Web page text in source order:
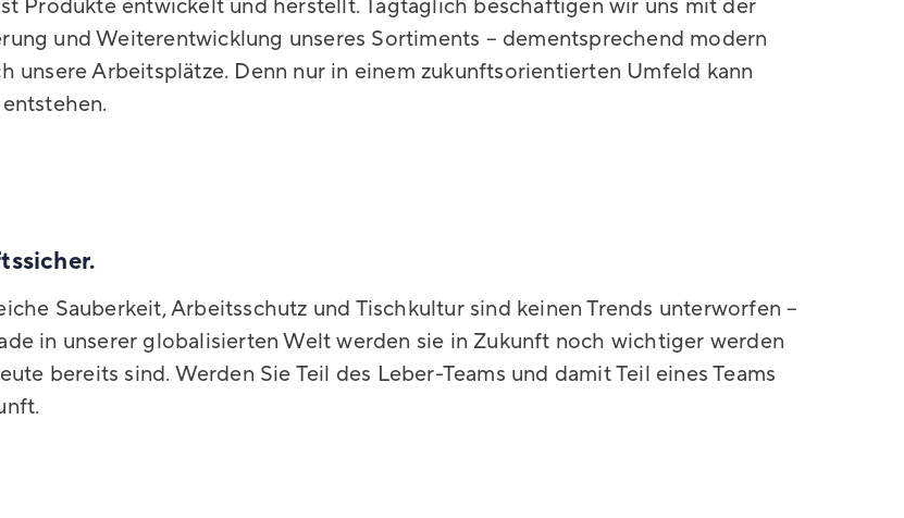
Produkte entwickelt und herstellt. Tagtäglich beschäftigen wir uns mit der
und Weiterentwicklung unseres Sortiments – dementsprechend modern
unsere Arbeitsplätze. Denn nur in einem zukunftsorientierten Umfeld kann
Sauberkeit, Arbeitsschutz und Tischkultur sind keinen Trends unterworfen –
in unserer globalisierten Welt werden sie in Zukunft noch wichtiger werden
bereits sind. Werden Sie Teil des Leber-Teams und damit Teil eines Teams